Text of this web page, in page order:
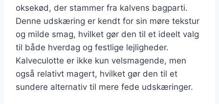
oksekød, der stammer fra kalvens bagparti.
Denne udskæring er kendt for sin møre tekstur
og milde smag, hvilket gør den til et ideelt valg
til både hverdag og festlige lejligheder.
Kalveculotte er ikke kun velsmagende, men
også relativt magert, hvilket gør den til et
sundere alternativ til mere fede udskæringer.